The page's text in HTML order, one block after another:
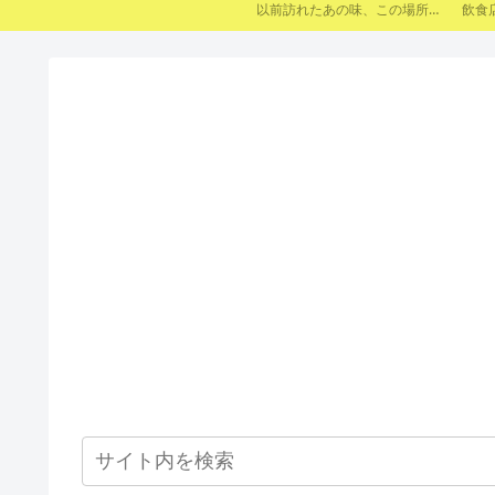
以前訪れたあの味、この場所。 今はもう行けないけれど、記憶に残しておきたいお店たちをまとめました。 ※現在は閉店・移転・店舗形態の変更などがあった場合を含みます。
飲食